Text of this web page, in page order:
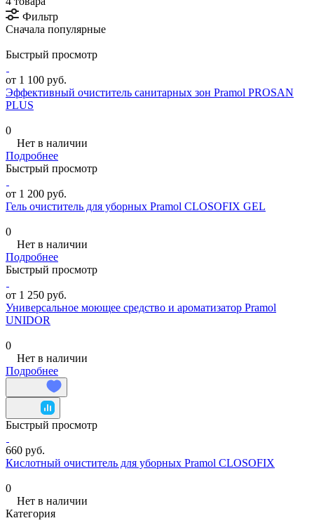
Фильтр
Сначала популярные
Быстрый просмотр
от 1 100 руб.
Эффективный очиститель санитарных зон Pramol PROSAN
PLUS
0
Нет в наличии
Подробнее
Быстрый просмотр
от 1 200 руб.
Гель очиститель для уборных Pramol CLOSOFIX GEL
0
Нет в наличии
Подробнее
Быстрый просмотр
от 1 250 руб.
Универсальное моющее средство и ароматизатор Pramol
UNIDOR
0
Нет в наличии
Подробнее
Быстрый просмотр
660 руб.
Кислотный очиститель для уборных Pramol CLOSOFIX
0
Нет в наличии
Категория